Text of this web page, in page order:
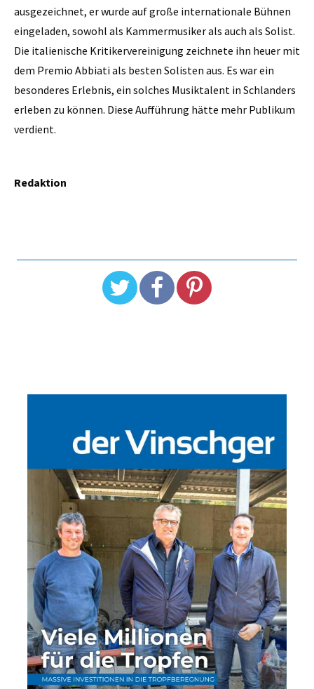
ausgezeichnet, er wurde auf große internationale Bühnen
eingeladen, sowohl als Kammermusiker als auch als Solist.
Die italienische Kritikervereinigung zeichnete ihn heuer mit
dem Premio Abbiati als besten Solisten aus. Es war ein
besonderes Erlebnis, ein solches Musiktalent in Schlanders
erleben zu können. Diese Aufführung hätte mehr Publikum
verdient.
Redaktion